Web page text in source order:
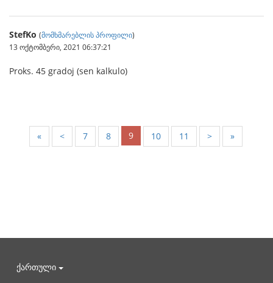
StefKo (მომხმარებლის პროფილი)
13 ოქტომბერი, 2021 06:37:21
Proks. 45 gradoj (sen kalkulo)
« < 7 8 9 10 11 > »
ქართული